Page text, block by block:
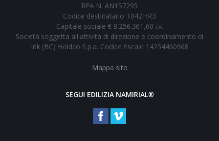
REA N. AN157295
Codice destinatario T04ZHR3
Capitale sociale € 8.256.361,60 i.v.
Società soggetta all'attività di direzione e coordinamento di
Ink (BC) Holdco S.p.a. Codice fiscale 14254460968
Mappa sito
SEGUI EDILIZIA NAMIRIAL®